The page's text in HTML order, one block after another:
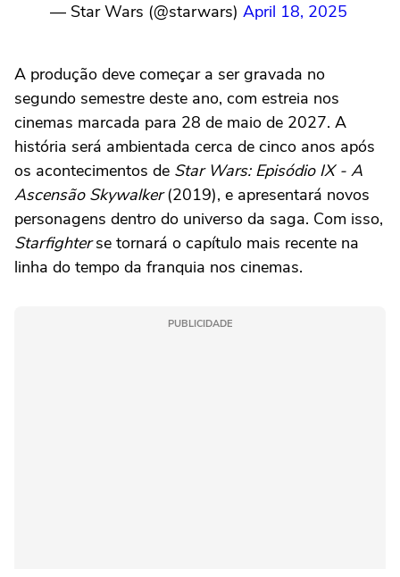
— Star Wars (@starwars) April 18, 2025
A produção deve começar a ser gravada no
segundo semestre deste ano, com estreia nos
cinemas marcada para 28 de maio de 2027. A
história será ambientada cerca de cinco anos após
os acontecimentos de Star Wars: Episódio IX - A
Ascensão Skywalker(2019), e apresentará novos
personagens dentro do universo da saga. Com isso,
Starfighterse tornará o capítulo mais recente na
linha do tempo da franquia nos cinemas.
PUBLICIDADE